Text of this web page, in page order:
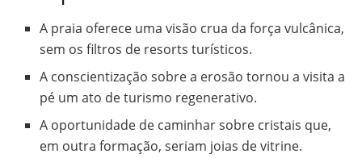
A praia oferece uma visão crua da força vulcânica,
sem os filtros de resorts turísticos.
A conscientização sobre a erosão tornou a visita a
pé um ato de turismo regenerativo.
A oportunidade de caminhar sobre cristais que,
em outra formação, seriam joias de vitrine.